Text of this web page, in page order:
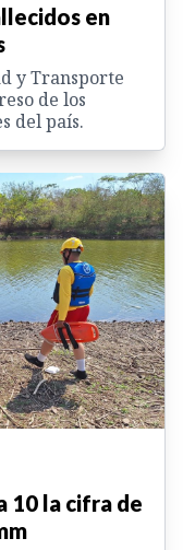
en
y Transporte
de los
del país.
10 la cifra de